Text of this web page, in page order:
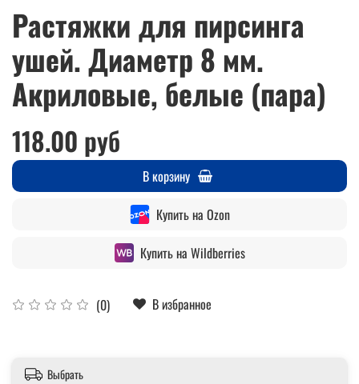
Растяжки для пирсинга
ушей. Диаметр 8 мм.
Акриловые, белые (пара)
(0) В избранное
118.00 руб
В корзину
Купить на Ozon
Купить на Wildberries
Выбрать